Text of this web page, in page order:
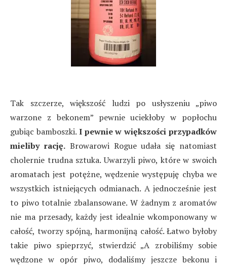
Tak szczerze, większość ludzi po usłyszeniu „piwo
warzone z bekonem” pewnie uciekłoby w popłochu
gubiąc bamboszki. I pewnie w większości przypadków
mieliby rację.Browarowi Rogue udała się natomiast
cholernie trudna sztuka. Uwarzyli piwo, które w swoich
aromatach jest potężne, wędzenie występuję chyba we
wszystkich istniejących odmianach. A jednocześnie jest
to piwo totalnie zbalansowane. W żadnym z aromatów
nie ma przesady, każdy jest idealnie wkomponowany w
całość, tworzy spójną, harmonijną całość. Łatwo byłoby
takie piwo spieprzyć, stwierdzić „A zrobiliśmy sobie
wędzone w opór piwo, dodaliśmy jeszcze bekonu i